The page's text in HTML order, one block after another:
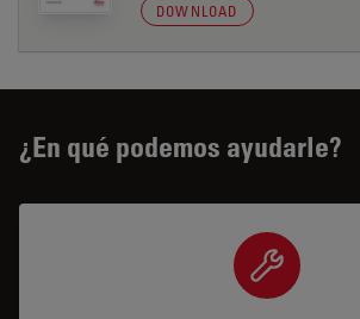
DOWNLOAD
¿En qué podemos ayudarle?